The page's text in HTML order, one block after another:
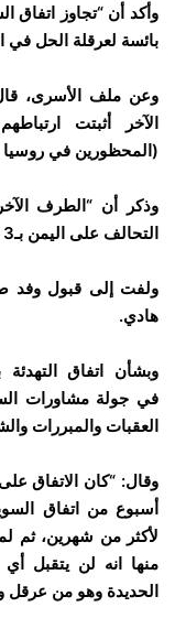
وأكد أن “تجاوز اتفاق
بائسة لعرقلة الحل في
وعن ملف الأسرى،
الآخر أثبتت
(المحظورين في
وذكر أن “الطرف
التحالف على اليمن بـ3 سنوات”.
ولفت إلى قبول وفد
هادي.
وبشأن اتفاق
في جولة مشاورات
العقبات والمبررات
وقال: “كان الاتفاق
أسبوع من اتفاق
لأكثر من شهرين، ثم
منها انه لن يتقبل
الحديدة وهو من عرقل